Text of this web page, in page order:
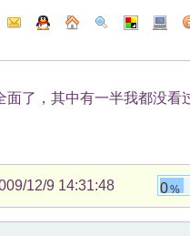
面了，其中有一半我都没看
12/9 14:31:48 0%